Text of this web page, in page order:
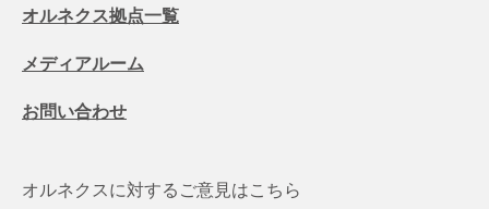
オルネクス拠点一覧
メディアルーム
お問い合わせ
オルネクスに対するご意見はこちら